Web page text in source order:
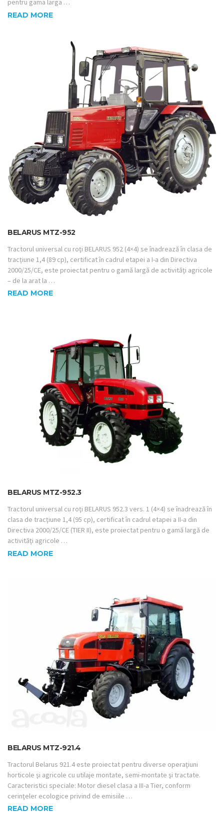
pentru gama larga …
READ MORE
BELARUS MTZ-952
Tractorul universal cu roţi BELARUS 952 (4×4) se înadrează în clasa de
tracţiune 1,4 (89 cp), certificat în cadrul etapei a I-a din Directiva
2000/25/CE, este proiectat pentru o gamă largă de activităţi agricole
– de la arat la …
READ MORE
BELARUS MTZ-952.3
Tractorul universal cu roţi BELARUS 952.3 vers. 1 (4×4) se înadrează în
clasa de tracţiune 1,4 (95 cp), certificat în cadrul etapei a II-a din
Directiva 2000/25/CE (TIER II), este proiectat pentru o gamă largă de
activităţi agricole …
READ MORE
BELARUS MTZ-921.4
Tractorul Belarus 921.4 este proiectat pentru diverse operaţiuni
horticole şi agricole cu utilaje montate, semi-montate şi tractate.
Caracteristici speciale: Motor diesel clasa a III-a Tier, conform
cerinţeler ecologice privind de emisiile …
READ MORE